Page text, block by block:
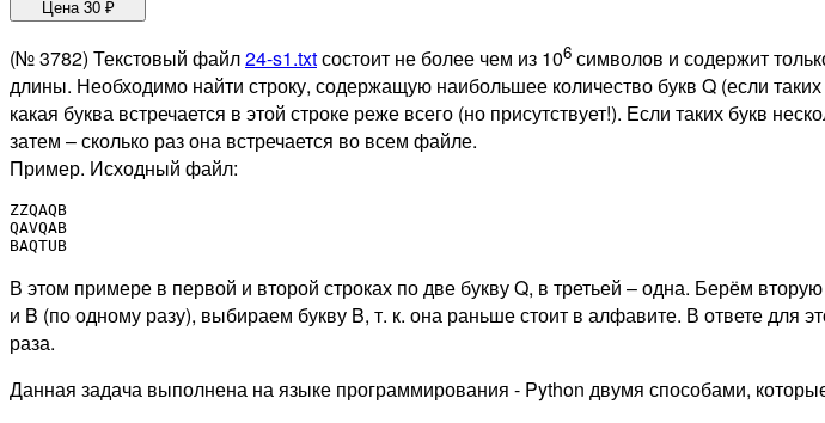
Цена 30 ₽
(№ 3782) Текстовый файл24-s1.txtсостоит не более чем из 106 символов и содержит
длины. Необходимо найти строку, содержащую наибольшее количество букв Q (если
какая буква встречается в этой строке реже всего (но присутствует!). Если таких букв
затем – сколько раз она встречается во всем файле.
Пример. Исходный файл:
ZZQAQB
QAVQAB
BAQTUB
В этом примере в первой и второй строках по две букву Q, в третьей – одна. Берём
и B (по одному разу), выбираем букву B, т. к. она раньше стоит в алфавите. В ответе для
раза.
Данная задача выполнена на языке программирования - Python двумя способами,